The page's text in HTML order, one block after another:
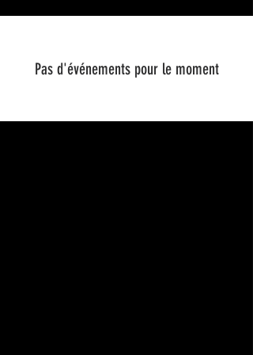
Pas d'événements pour le moment